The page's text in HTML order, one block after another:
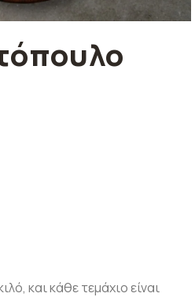
και κάθε τεμάχιο είναι